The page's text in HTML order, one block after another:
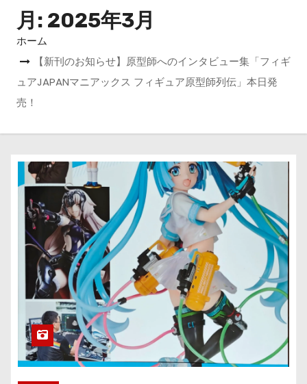
月: 2025年3月
ホーム
【新刊のお知らせ】原型師へのインタビュー集「フィギ
ュアJAPANマニアックス フィギュア原型師列伝」本日発
売！